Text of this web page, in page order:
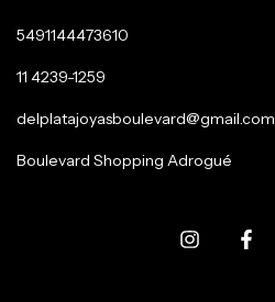
5491144473610
11 4239-1259
delplatajoyasboulevard@gmail.com
Boulevard Shopping Adrogué